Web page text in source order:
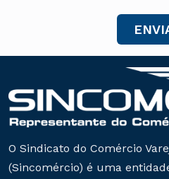
O Sindicato do Comércio
(Sincomércio) é uma